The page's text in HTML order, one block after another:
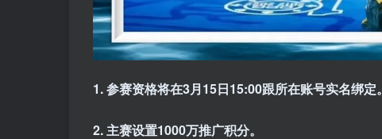
1. 参赛资格将在3月15日15:00跟所在账号实名绑定。
2. 主赛设置1000万推广积分。